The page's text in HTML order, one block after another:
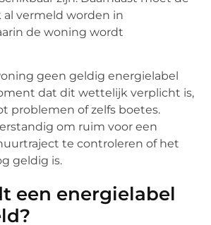
al vermeld worden in
de woning wordt
geen geldig energielabel
dat dit wettelijk verplicht is,
problemen of zelfs boetes.
om ruim voor een
te controleren of het
geldig is.
een energielabel